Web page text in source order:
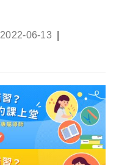
Post
2022-06-13